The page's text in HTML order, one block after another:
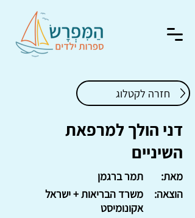
חזרה לקטלוג
דני הולך למרפאת
השיניים
תמר ברגמן
מאת:
משרד הבריאות + ישראל
אקונומיסט
הוצאה: